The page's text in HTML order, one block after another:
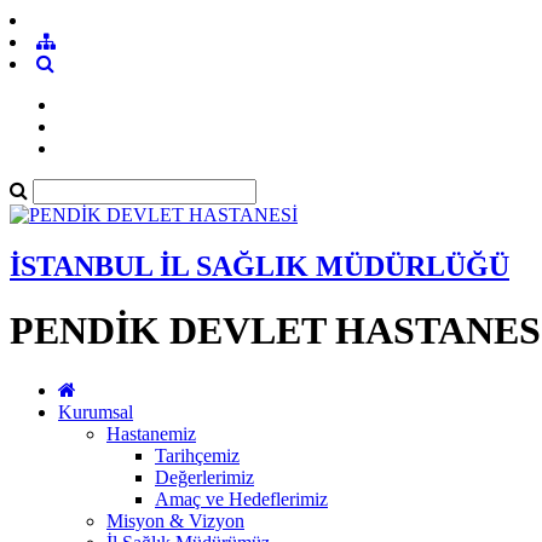
İSTANBUL İL SAĞLIK MÜDÜRLÜĞÜ
PENDİK DEVLET
Kurumsal
Hastanemiz
Tarihçemiz
Değerlerimiz
Amaç ve Hedeflerimiz
Misyon & Vizyon